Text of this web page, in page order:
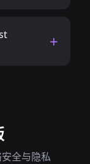
全与隐私